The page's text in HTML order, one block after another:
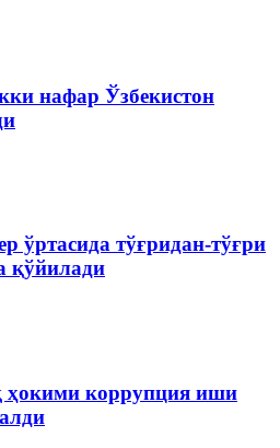
нафар Ўзбекистон
ўртасида тўғридан-тўғри
қўйилади
ҳокими коррупция иши